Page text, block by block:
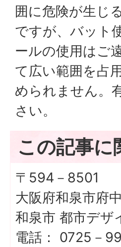
囲に危険が生じ
ですが、バット
ールの使用はご
て広い範囲を占
められません。
さい。
この記事に
〒594－8501
大阪府和泉市府
和泉市 都市デザ
電話： 0725－